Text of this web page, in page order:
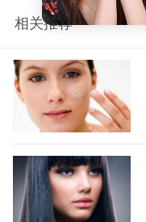
相关推荐